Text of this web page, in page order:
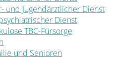
und Jugendärztlicher Dienst
Dienst
TBC-Fürsorge
und Senioren